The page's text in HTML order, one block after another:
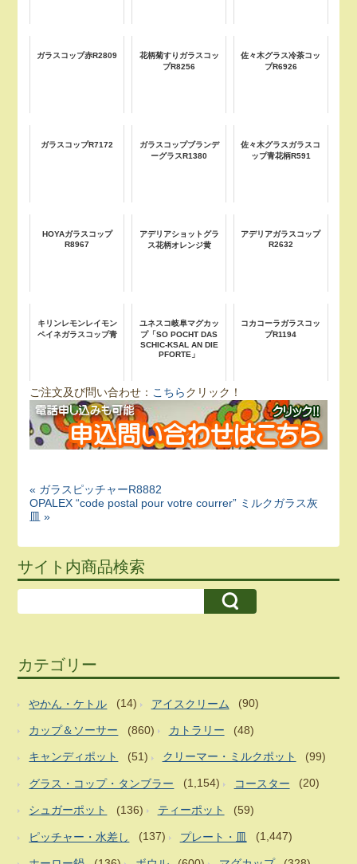
ガラスコップ赤R2809
花柄菊すりガラスコッ
プR8256
佐々木グラス冷茶コッ
プR6926
ガラスコップR7172
ガラスコップブランデ
ーグラスR1380
佐々木グラスガラスコ
ップ青花柄R591
HOYAガラスコップ
R8967
アデリアショットグラ
ス花柄オレンジ黄
アデリアガラスコップ
R2632
キリンレモンレイモン
ペイネガラスコップ青
ユネスコ岐阜マグカッ
プ「SO POCHT DAS
SCHIC-KSAL AN DIE
PFORTE」
コカコーラガラスコッ
プR1194
ご注文及び問い合わせ： こちらクリック！
« ガラスピッチャーR8882
OPALEX “code postal pour votre courrer” ミルクガラス灰
皿 »
サイト内商品検索
カテゴリー
やかん・ケトル (14) アイスクリーム (90)
カップ＆ソーサー (860) カトラリー (48)
キャンディポット (51) クリーマー・ミルクポット (99)
グラス・コップ・タンブラー (1,154) コースター (20)
シュガーポット (136) ティーポット (59)
ピッチャー・水差し (137) プレート・皿 (1,447)